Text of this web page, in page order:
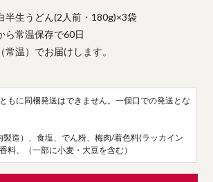
半生うどん(2人前・180g)×3袋
ら常温保存で60日
温）でお届けします。
もに同梱発送はできません。一個口での発送とな
製造）、食塩、でん粉、梅肉/着色料(ラッカイン
料、（一部に小麦・大豆を含む）